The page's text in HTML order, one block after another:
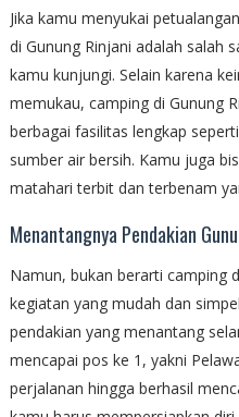
Jika kamu menyukai
di Gunung Rinjani adalah salah
kamu kunjungi. Selain karena
memukau, camping di Gunung
berbagai fasilitas lengkap
sumber air bersih. Kamu juga
matahari terbit dan terbenam
Menantangnya Pendakian
Namun, bukan berarti camping
kegiatan yang mudah dan
pendakian yang menantang
mencapai pos ke 1, yakni
perjalanan hingga berhasil